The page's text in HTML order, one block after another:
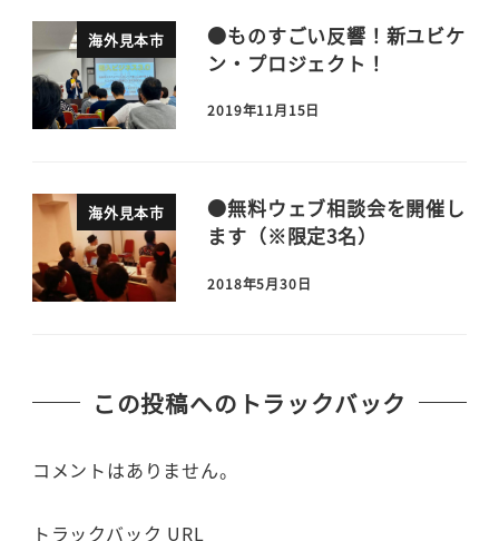
海外見本市
●ものすごい反響！新ユビケ
ン・プロジェクト！
2019年11月15日
海外見本市
●無料ウェブ相談会を開催し
ます（※限定3名）
2018年5月30日
この投稿へのトラックバック
コメントはありません。
トラックバック URL